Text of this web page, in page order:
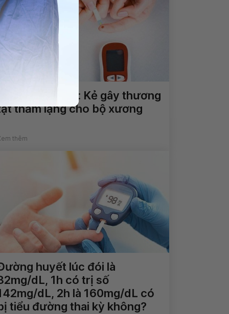
Đái tháo đường: Kẻ gây thương
thầm lặng cho bộ xương
thêm
huyết lúc đói là
dL, 1h có trị số
dL, 2h là 160mg/dL có
tiểu đường thai kỳ không?